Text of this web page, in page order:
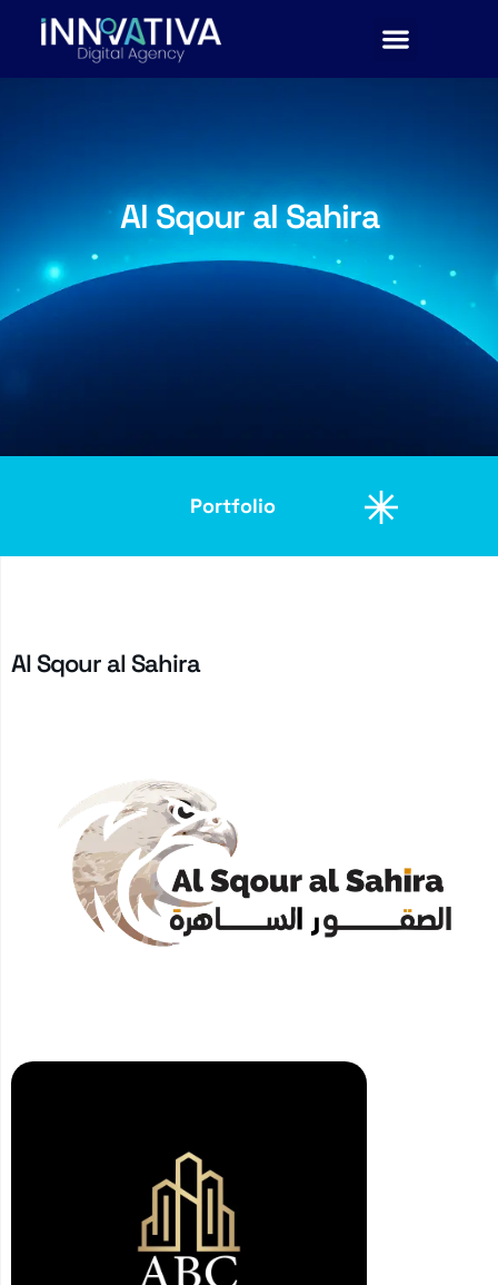
Al Sqour al Sahira
Portfolio
Portfolio
Portfolio
Al Sqour al Sahira